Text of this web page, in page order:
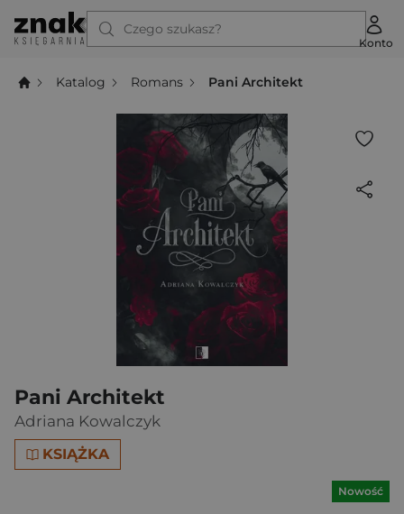
Czego szukasz?
Konto
Katalog Romans Pani Architekt
Pani Architekt
Adriana Kowalczyk
KSIĄŻKA
Nowość